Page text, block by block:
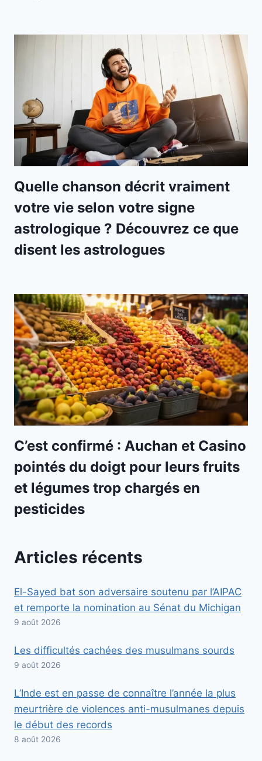
Quelle chanson décrit vraiment
votre vie selon votre signe
astrologique ? Découvrez ce que
disent les astrologues
C’est confirmé : Auchan et Casino
pointés du doigt pour leurs fruits
et légumes trop chargés en
pesticides
Articles récents
El-Sayed bat son adversaire soutenu par l’AIPAC
et remporte la nomination au Sénat du Michigan
9 août 2026
Les difficultés cachées des musulmans sourds
9 août 2026
L’Inde est en passe de connaître l’année la plus
meurtrière de violences anti-musulmanes depuis
le début des records
8 août 2026